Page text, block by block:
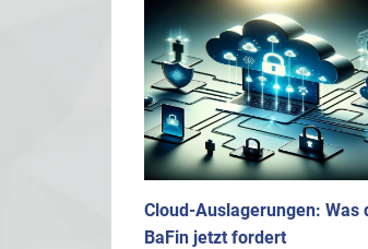
Cloud-Auslagerungen: Was
BaFin jetzt fordert